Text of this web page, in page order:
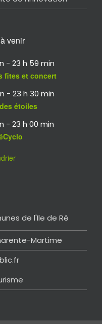
venir
- 23 h 59 min
fites et concert
- 23 h 30 min
étoiles
- 23 h 00 min
de l'Ile de Ré
Martime